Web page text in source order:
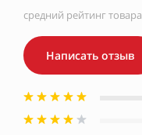
средний рейтинг товара
Написать отзыв